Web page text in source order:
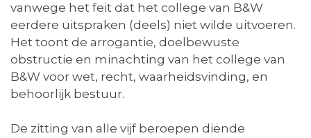
vanwege het feit dat het college van B&W
eerdere uitspraken (deels) niet wilde uitvoeren.
Het toont de arrogantie, doelbewuste
obstructie en minachting van het college van
B&W voor wet, recht, waarheidsvinding, en
behoorlijk bestuur.
De zitting van alle vijf beroepen diende